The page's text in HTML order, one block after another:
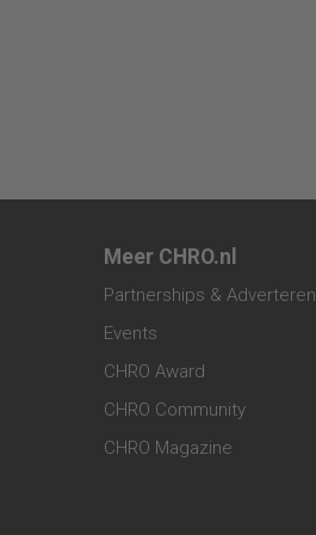
Meer CHRO.nl
Partnerships & Adverteren
Events
CHRO Award
CHRO Community
CHRO Magazine